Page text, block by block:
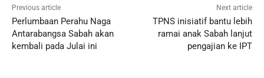
Previous article
Perlumbaan Perahu Naga
Antarabangsa Sabah akan
kembali pada Julai ini
Next article
TPNS inisiatif bantu lebih
ramai anak Sabah lanjut
pengajian ke IPT